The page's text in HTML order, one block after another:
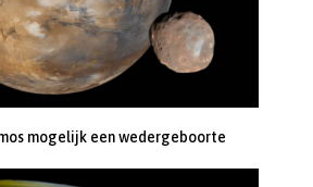
mogelijk een wedergeboorte